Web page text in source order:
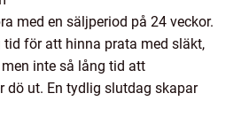
med en säljperiod på 24 veckor.
för att hinna prata med släkt,
inte så lång tid att
dö ut. En tydlig slutdag skapar